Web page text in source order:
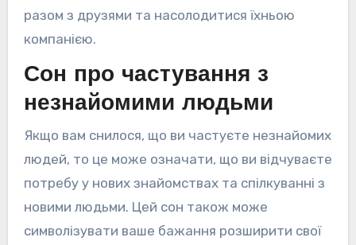
разом з друзями та насолодитися їхньою
компанією.
Сон про частування з
незнайомими людьми
Якщо вам снилося, що ви частуєте незнайомих
людей, то це може означати, що ви відчуваєте
потребу у нових знайомствах та спілкуванні з
новими людьми. Цей сон також може
символізувати ваше бажання розширити свої